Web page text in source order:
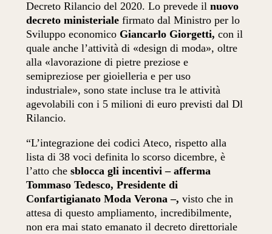
Decreto Rilancio del 2020. Lo prevede ilnuovo
decreto ministerialefirmato dal Ministro per lo
Sviluppo economico Giancarlo Giorgetti, con il
quale anche l’attività di «design di moda», oltre
alla «lavorazione di pietre preziose e
semipreziose per gioielleria e per uso
industriale», sono state incluse tra le attività
agevolabili con i 5 milioni di euro previsti dal Dl
Rilancio.
“L’integrazione dei codici Ateco, rispetto alla
lista di 38 voci definita lo scorso dicembre, è
l’atto chesblocca gli incentivi – afferma
Tommaso Tedesco, Presidente di
Confartigianato Moda Verona –,visto che in
attesa di questo ampliamento, incredibilmente,
non era mai stato emanato il decreto direttoriale